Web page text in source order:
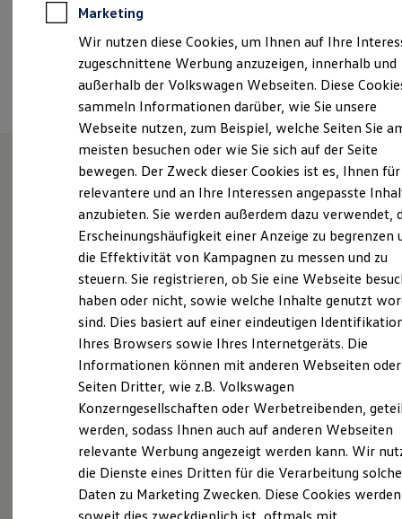
Sommer-Special
Reparatur, Pflege & Inspektion
Servicetermin anfragen
Service-Vorteile bei Volkswagen Nutzfahrzeuge
Economy Service
Räder & Reifen Service
Ersatzfahrzeuge
Notdienst und Pannenhilfe
Software, Konnektivität & Apps
California App
VW Connect für Ihren ID. Buzz
VW Connect für Ihren Transporter/Caravelle
VW Connect für Ihren Amarok
VW Connect für andere Modelle
Connect Pro
Fleet Interface Data
Multistop Pathfinder
Übersicht Software Updates
Hilfreiches für Besitzer
Fahrerassistenz- und Sicherheitssysteme
Kontrollleuchten
Kurzfahrprofile und Ölverdünnung
Batterieverordnung
XTL-Dieselkraftstoff
Ersatzteile und Betriebsflüssigkeiten
Original Zubehör und Lifestyle Produkte
myVolkswagen Business
Elektrisch & Autonom
Elektro - & Hybridfahrzeuge
Termin vereinbaren
Unsere Leistungenim
Überblick
Service
UnsereService
Leistungen
Marketing
Wir nutzen diese Cookies, um Ihnen auf Ihre
zugeschnittene Werbung anzuzeigen, innerhalb und
außerhalb der Volkswagen Webseiten. Diese
sammeln Informationen darüber, wie Sie unsere
Webseite nutzen, zum Beispiel, welche Seiten Sie
meisten besuchen oder wie Sie sich auf der Seite
bewegen. Der Zweck dieser Cookies ist es, Ihnen für
relevantere und an Ihre Interessen angepasste
anzubieten. Sie werden außerdem dazu verwendet,
Erscheinungshäufigkeit einer Anzeige zu begrenzen
die Effektivität von Kampagnen zu messen und zu
steuern. Sie registrieren, ob Sie eine Webseite
haben oder nicht, sowie welche Inhalte genutzt
sind. Dies basiert auf einer eindeutigen
Ihres Browsers sowie Ihres Internetgeräts. Die
Informationen können mit anderen Webseiten oder
Seiten Dritter, wie z.B. Volkswagen
Konzerngesellschaften oder Werbetreibenden,
werden, sodass Ihnen auch auf anderen Webseiten
relevante Werbung angezeigt werden kann. Wir
die Dienste eines Dritten für die Verarbeitung
Daten zu Marketing Zwecken. Diese Cookies
soweit dies zweckdienlich ist, oftmals mit